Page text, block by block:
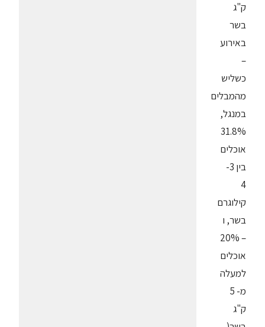
ק"ג
בשר
באירוע
–
כשליש
מהמבלים
במנגל,
31.8%
אוכלים
בין 3-
4
קילוגרם
בשר, ו
– 20%
אוכלים
למעלה
מ- 5
ק"ג